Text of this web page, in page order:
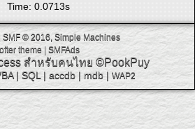
Time: 0.0713s
SMF © 2016 Simple Machines
theme
SMFAds
สำหรับคนไทย ©PookPuy
| SQL| accdb| mdb| WAP2